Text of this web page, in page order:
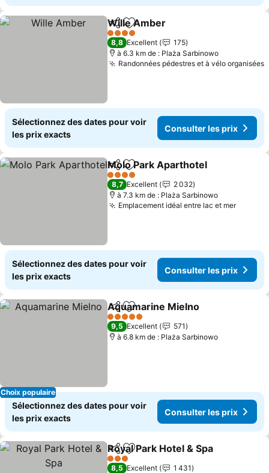
PartagerAjouter à mes favoris
Wille Amber
4 Étoiles
8,8 Excellent
175
à 6.3 km de : Plaża Sarbinowo
Randonnées pédestres et à vélo organisées
Sélectionnez des dates pour voir
les prix exacts
Consulter les prix
PartagerAjouter à mes favoris
Molo Park Aparthotel
4 Étoiles
8,7 Excellent
2 032
à 7.3 km de : Plaża Sarbinowo
Emplacement idéal entre lac et mer
Sélectionnez des dates pour voir
les prix exacts
Consulter les prix
Choix populaire
PartagerAjouter à mes favoris
Aquamarine Mielno
5 Étoiles
9,5 Excellent
571
à 6.8 km de : Plaża Sarbinowo
Sélectionnez des dates pour voir
les prix exacts
Consulter les prix
PartagerAjouter à mes favoris
Royal Park Hotel & Spa
3 Étoiles
8,5 Excellent
1 431